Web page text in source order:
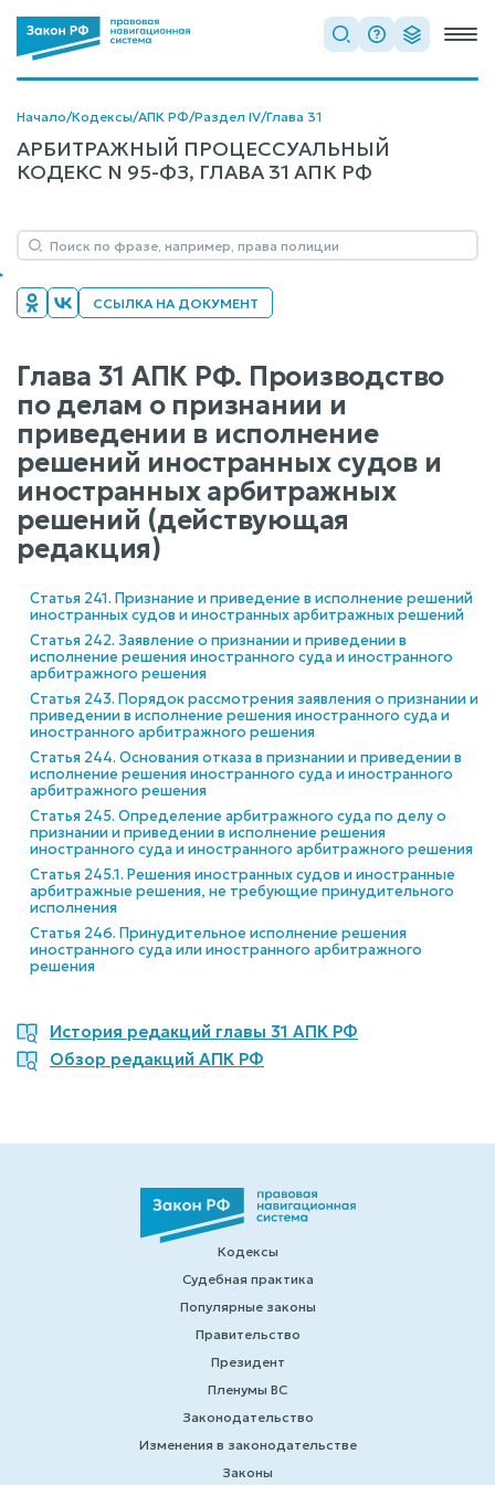
Начало/Кодексы/АПК РФ/Раздел IV/Глава 31
АРБИТРАЖНЫЙ ПРОЦЕССУАЛЬНЫЙ
КОДЕКС N 95-ФЗ, ГЛАВА 31 АПК РФ
ССЫЛКА НА ДОКУМЕНТ
Глава 31 АПК РФ. Производство
по делам о признании и
приведении в исполнение
решений иностранных судов и
иностранных арбитражных
решений (действующая
редакция)
Статья 241. Признание и приведение в исполнение решений
иностранных судов и иностранных арбитражных решений
Статья 242. Заявление о признании и приведении в
исполнение решения иностранного суда и иностранного
арбитражного решения
Статья 243. Порядок рассмотрения заявления о признании и
приведении в исполнение решения иностранного суда и
иностранного арбитражного решения
Статья 244. Основания отказа в признании и приведении в
исполнение решения иностранного суда и иностранного
арбитражного решения
Статья 245. Определение арбитражного суда по делу о
признании и приведении в исполнение решения
иностранного суда и иностранного арбитражного решения
Статья 245.1. Решения иностранных судов и иностранные
арбитражные решения, не требующие принудительного
исполнения
Статья 246. Принудительное исполнение решения
иностранного суда или иностранного арбитражного
решения
История редакций главы 31 АПК РФ
Обзор редакций АПК РФ
Кодексы
Судебная практика
Популярные законы
Правительство
Президент
Пленумы ВС
Законодательство
Изменения в законодательстве
Законы